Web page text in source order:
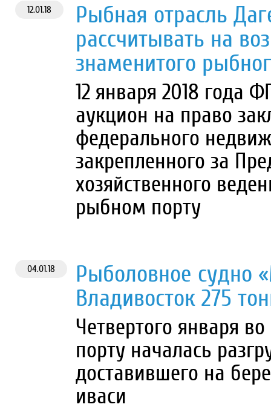
12.01.18
Рыбная отрасль
рассчитывать на
знаменитого
12 января 2018 года
аукцион на право
федерального
закрепленного за
хозяйственного
рыбном порту
04.01.18
Рыболовное судно
Владивосток 275
Четвертого января
порту началась
доставившего на
иваси